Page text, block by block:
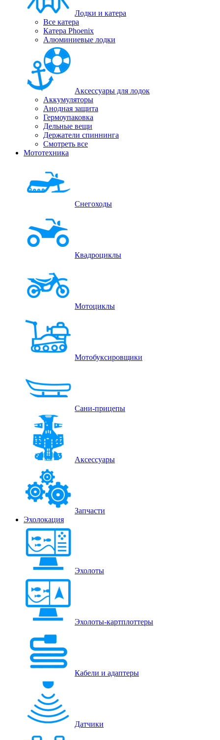
Лодки и катера
Все катера
Катера Phoenix
Алюминиевые лодки
Аксессуары для лодок
Аккумуляторы
Анодная защита
Гермоупаковка
Дельные вещи
Держатели спиннинга
Смотреть все
Мототехника
Снегоходы
Квадроциклы
Мотоциклы
Мотобуксировщики
Сани-прицепы
Аксессуары
Запчасти
Эхолокация
Эхолоты
Эхолоты-картплоттеры
Кабели и адаптеры
Датчики